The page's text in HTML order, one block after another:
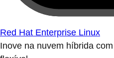
Red Hat Enterprise Linux
Inove na nuvem híbrida